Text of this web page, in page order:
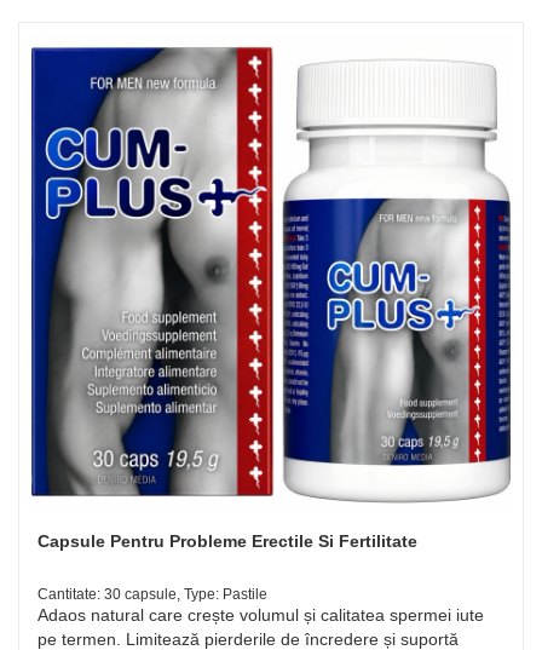
Capsule Pentru Probleme Erectile Si Fertilitate
Cantitate: 30 capsule, Type: Pastile
Adaos natural care crește volumul și calitatea spermei iute
pe termen. Limitează pierderile de încredere și suportă